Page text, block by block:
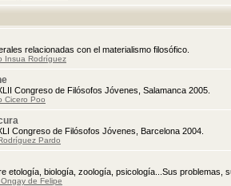
relacionadas con el materialismo filosófico.
Insua Rodríguez
Congreso de Filósofos Jóvenes, Salamanca 2005.
Cicero Poo
Congreso de Filósofos Jóvenes, Barcelona 2004.
Pardo
etología, biología, zoología, psicología...Sus problemas,
de Felipe